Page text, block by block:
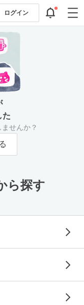
ログイン
た
せんか？
ら探す